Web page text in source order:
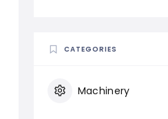
CATEGORIES
Machinery